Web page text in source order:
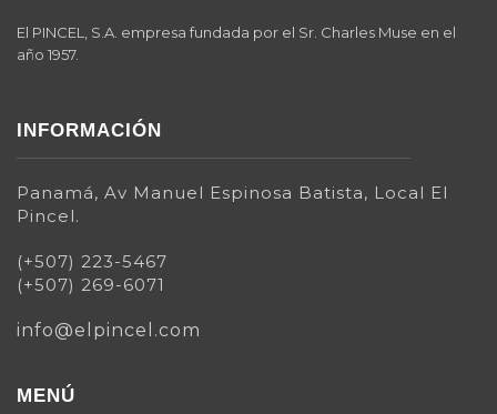
El PINCEL, S.A. empresa fundada por el Sr. Charles Muse en el
año 1957.
INFORMACIÓN
Panamá, Av Manuel Espinosa Batista, Local El
Pincel.
(+507) 223-5467
(+507) 269-6071
info@elpincel.com
MENÚ